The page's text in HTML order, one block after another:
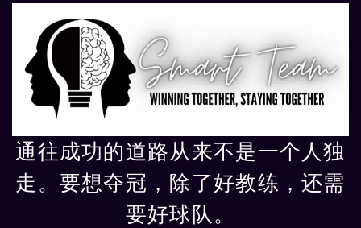
通往成功的道路从来不是一个人独
走。要想夺冠，除了好教练，还需
要好球队。